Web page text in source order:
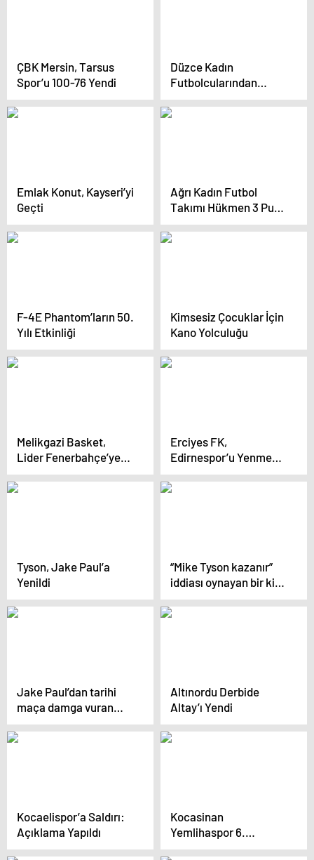
ÇBK Mersin, Tarsus
Spor’u 100-76 Yendi
Düzce Kadın
Futbolcularından
İnsani Çağrı
Emlak Konut, Kayseri’yi
Geçti
Ağrı Kadın Futbol
Takımı Hükmen 3 Puan
Aldı
F-4E Phantom’ların 50.
Yılı Etkinliği
Kimsesiz Çocuklar İçin
Kano Yolculuğu
Melikgazi Basket,
Lider Fenerbahçe’ye
Yenildi
Erciyes FK,
Edirnespor’u Yenmek
İstiyor
Tyson, Jake Paul’a
Yenildi
“Mike Tyson kazanır”
iddiası oynayan bir kişi
maç sonunda çıldırdı
Jake Paul’dan tarihi
maça damga vuran
hareket
Altınordu Derbide
Altay’ı Yendi
Kocaelispor’a Saldırı:
Açıklama Yapıldı
Kocasinan
Yemlihaspor 6.
Maçında Zafer Elde Etti